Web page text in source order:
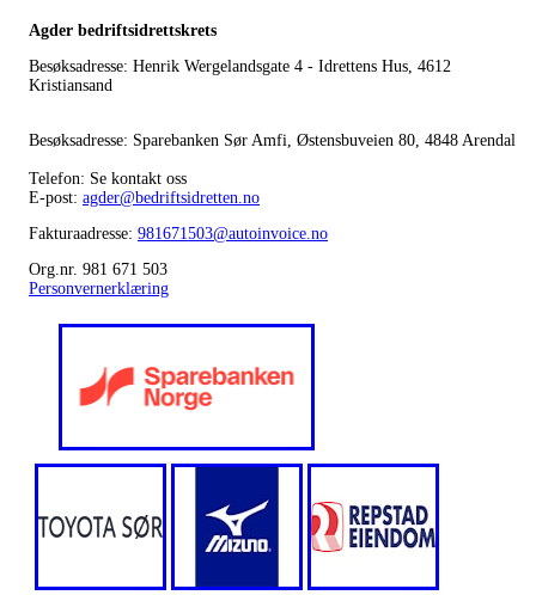
Agder bedriftsidrettskrets
Besøksadresse: Henrik Wergelandsgate 4 - Idrettens Hus, 4612
Kristiansand
Besøksadresse: Sparebanken Sør Amfi, Østensbuveien 80, 4848 Arendal
Telefon: Se kontakt oss
E-post: agder@bedriftsidretten.no
Fakturaadresse: 981671503@autoinvoice.no
Org.nr. 981 671 503
Personvernerklæring